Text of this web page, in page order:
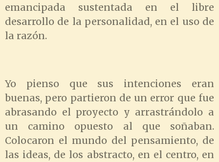
emancipada sustentada en el libre
desarrollo de la personalidad, en el uso de
la razón.
Yo pienso que sus intenciones eran
buenas, pero partieron de un error que fue
abrasando el proyecto y arrastrándolo a
un camino opuesto al que soñaban.
Colocaron el mundo del pensamiento, de
las ideas, de los abstracto, en el centro, en